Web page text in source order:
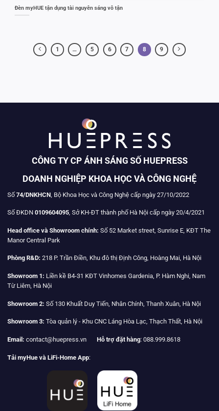
Đèn myHUE tận dụng tài nguyên sáng vô tận
1 … 5 6 7 8 9
CÔNG TY CP ÁNH SÁNG SỐ HUEPRESS
DOANH NGHIỆP KHOA HỌC VÀ CÔNG NGHỆ
Số74/DNKHCN , Bộ Khoa Học và Công Nghệ cấp ngày 27/10/2022
Số ĐKDN 0109604095, Sở KH-ĐT thành phố Hà Nội cấp ngày 20/4/2021
Head office và Showroom chính: Số 52 Market street, Sunrise E, KĐT The
Manor Central Park
Phòng R&D: 218 P. Trần Điền, Khu đô thị Định Công, Hoàng Mai, Hà Nội
Showroom 1: Liền kề B4-31 KĐT Vinhomes Gardenia, P. Hàm Nghi, Nam
Từ Liêm, Hà Nội
Showroom 2: Số 130 Khuất Duy Tiến, Nhân Chính, Thanh Xuân, Hà Nội
Showroom 3: Tòa quản lý - Khu CNC Láng Hòa Lạc, Thạch Thất, Hà Nội
Email: contact@huepress.vn Hỗ trợ đặt hàng: 088.999.8618
Tải myHue và LiFi-Home App: